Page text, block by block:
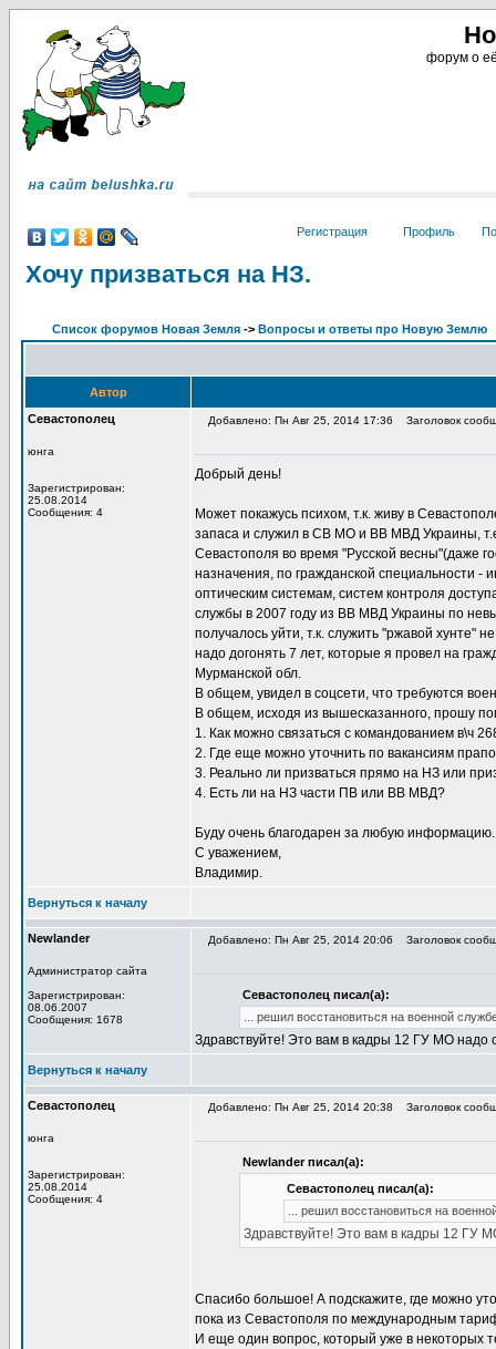
форум о
Регистрация Профиль
Хочу призваться на НЗ.
Список форумов Новая Земля -> Вопросы и ответы про Новую Землю
Автор
Севастополец
юнга
Зарегистрирован:
25.08.2014
Сообщения: 4
Добавлено: Пн Авг 25, 2014 17:36 Заголовок
Добрый день!
Может покажусь психом, т.к. живу в
запаса и служил в СВ МО и ВВ МВД Украины,
Севастополя во время "Русской весны"(даже
назначения, по гражданской специальности
оптическим системам, систем контроля
службы в 2007 году из ВВ МВД Украины по
получалось уйти, т.к. служить "ржавой хунте"
надо догонять 7 лет, которые я провел на
Мурманской обл.
В общем, увидел в соцсети, что требуются
В общем, исходя из вышесказанного, прошу
1. Как можно связаться с командованием в\ч
2. Где еще можно уточнить по вакансиям
3. Реально ли призваться прямо на НЗ или
4. Есть ли на НЗ части ПВ или ВВ МВД?
Буду очень благодарен за любую информацию.
С уважением,
Владимир.
Вернуться к началу
Newlander
Администратор сайта
Зарегистрирован:
08.06.2007
Сообщения: 1678
Добавлено: Пн Авг 25, 2014 20:06 Заголовок
Севастополец писал(а):
... решил восстановиться на военной
Здравствуйте! Это вам в кадры 12 ГУ МО надо
Вернуться к началу
Севастополец
юнга
Зарегистрирован:
25.08.2014
Сообщения: 4
Добавлено: Пн Авг 25, 2014 20:38 Заголовок
Newlander писал(а):
Севастополец писал(а):
... решил восстановиться на
Здравствуйте! Это вам в кадры 12 ГУ
Спасибо большое! А подскажите, где можно
пока из Севастополя по международным
И еще один вопрос, который уже в некоторых